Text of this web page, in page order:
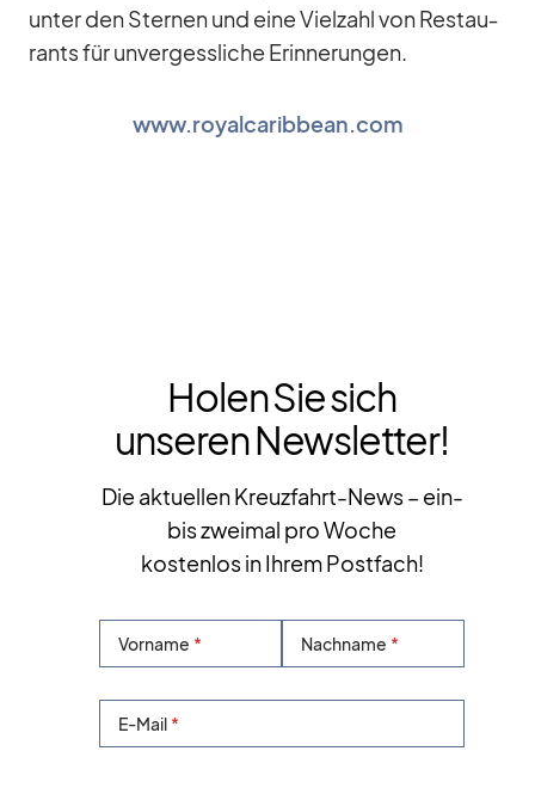
un­ter den Ster­nen und eine Viel­zahl von Re­stau­
rants für un­ver­gess­li­che Er­in­ne­run­gen.
www.royalcaribbean.com
Holen Sie sich
unseren Newsletter!
Die aktuellen Kreuzfahrt-News – ein-
bis zweimal pro Woche
kostenlos in Ihrem Postfach!
Vorname Nachname
E-Mail